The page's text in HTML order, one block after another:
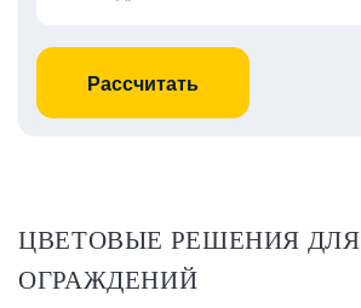
Рассчитать
ЦВЕТОВЫЕ РЕШЕНИЯ ДЛЯ
ОГРАЖДЕНИЙ